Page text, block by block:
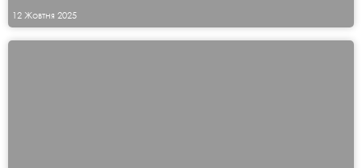
12 Жовтня 2025